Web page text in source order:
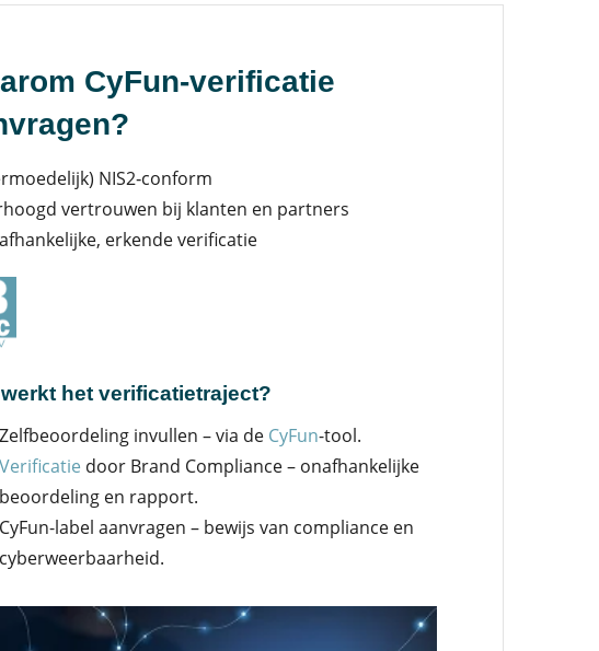
CyFun-verificatie
NIS2‑conform
vertrouwen bij klanten en partners
erkende verificatie
het verificatietraject?
Zelfbeoordeling invullen – via de CyFun-tool.
Verificatie door Brand Compliance – onafhankelijke
beoordeling en rapport.
CyFun-label aanvragen – bewijs van compliance en
cyberweerbaarheid.